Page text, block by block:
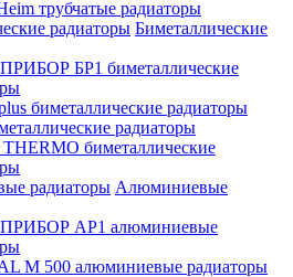
трубчатые радиаторы
Биметаллические
БР1 биметаллические
биметаллические радиаторы
радиаторы
биметаллические
Алюминиевые
АР1 алюминиевые
M 500 алюминиевые радиаторы